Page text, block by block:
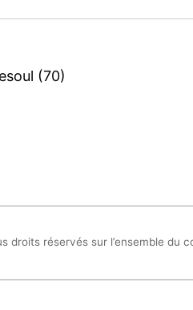
(70)
droits réservés sur l’ensemble du